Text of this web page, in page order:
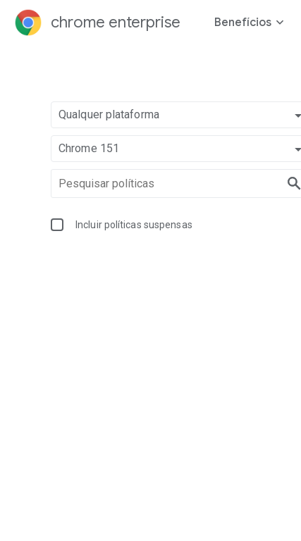
chrome enterprise Benefícios
Qualquer plataforma
Chrome 151
Incluir políticas suspensas